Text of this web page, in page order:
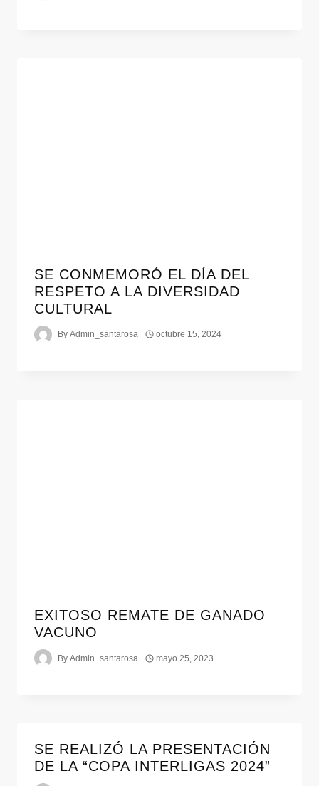
SE CONMEMORÓ EL DÍA DEL
RESPETO A LA DIVERSIDAD
CULTURAL
By Admin_santarosa octubre 15, 2024
EXITOSO REMATE DE GANADO
VACUNO
By Admin_santarosa mayo 25, 2023
SE REALIZÓ LA PRESENTACIÓN
DE LA “COPA INTERLIGAS 2024”